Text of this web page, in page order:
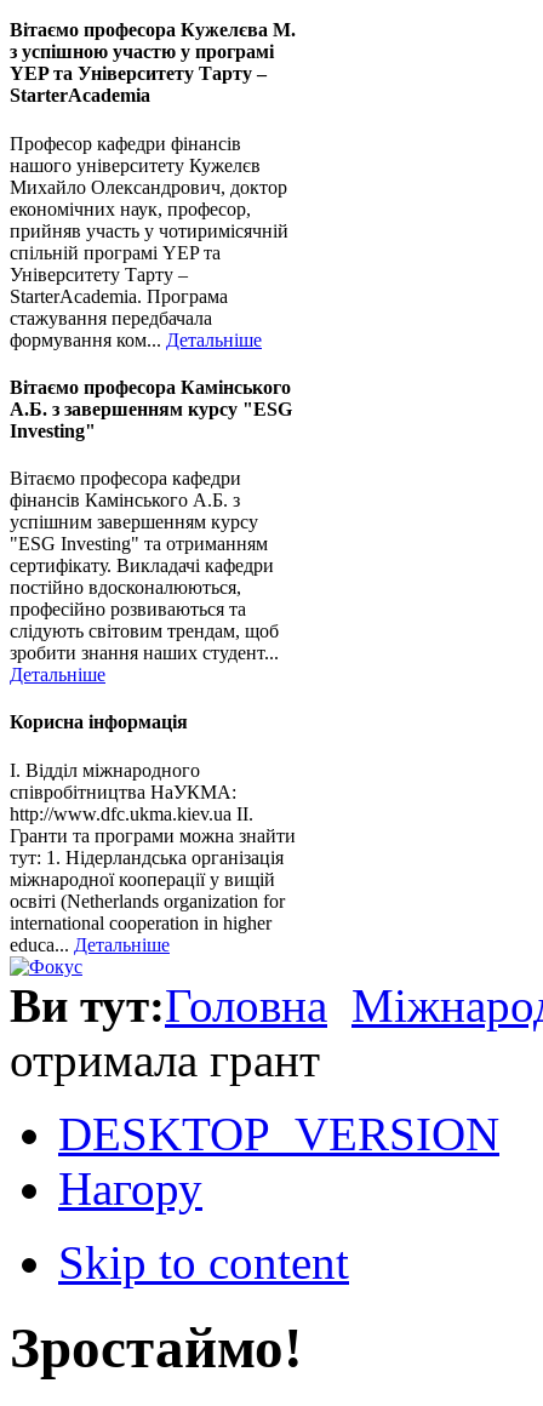
Вітаємо професора Кужелєва М.
з успішною участю у програмі
YEP та Університету Тарту –
StarterAcademia
Професор кафедри фінансів
нашого університету Кужелєв
Михайло Олександрович, доктор
економічних наук, професор,
прийняв участь у чотиримісячній
спільній програмі YEP та
Університету Тарту –
StarterAcademia. Програма
стажування передбачала
формування ком... Детальніше
Вітаємо професора Камінського
А.Б. з завершенням курсу "ESG
Investing"
Вітаємо професора кафедри
фінансів Камінського А.Б. з
успішним завершенням курсу
"ESG Investing" та отриманням
сертифікату. Викладачі кафедри
постійно вдосконалюються,
професійно розвиваються та
слідують світовим трендам, щоб
зробити знання наших студент...
Детальніше
Корисна інформація
І. Відділ міжнародного
співробітництва НаУКМА:
http://www.dfc.ukma.kiev.ua ІІ.
Гранти та програми можна знайти
тут: 1. Нідерландська організація
міжнародної кооперації у вищій
освіті (Netherlands organization for
international cooperation in higher
educa... Детальніше
Ви тут:Головна
отримала грант
DESKTOP_VERSION
Нагору
Skip to content
Зростаймо!